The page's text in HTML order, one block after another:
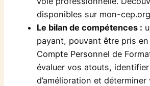
disponibles sur mon-
Le bilan de compétences :
payant, pouvant être pris
Compte Personnel de
évaluer vos atouts,
d’amélioration et déterminer